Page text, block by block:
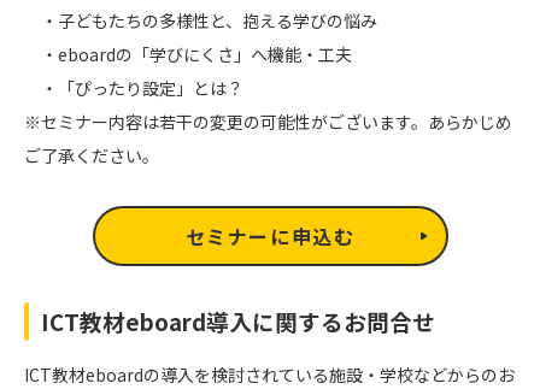
・子どもたちの多様性と、抱える学びの悩み
・eboardの「学びにくさ」へ機能・工夫
・「ぴったり設定」とは？
※セミナー内容は若干の変更の可能性がございます。あらかじめ
ご了承ください。
セミナーに申込む
ICT教材eboard導入に関するお問合せ
ICT教材eboardの導入を検討されている施設・学校などからのお